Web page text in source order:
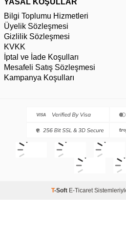
Bilgi Toplumu Hizmetleri
Üyelik Sözleşmesi
Gizlilik Sözleşmesi
KVKK
İptal ve İade Koşulları
Mesafeli Satış Sözleşmesi
Kampanya Koşulları
T-Soft E-Ticaret